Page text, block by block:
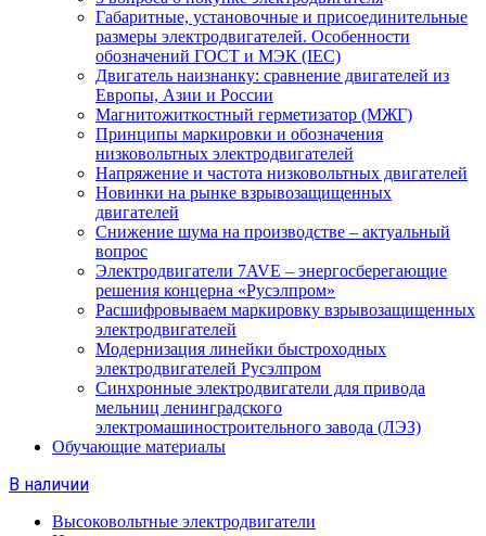
Габаритные, установочные и присоединительные
размеры электродвигателей. Особенности
обозначений ГОСТ и МЭК (IEC)
Двигатель наизнанку: сравнение двигателей из
Европы, Азии и России
Магнитожиткостный герметизатор (МЖГ)
Принципы маркировки и обозначения
низковольтных электродвигателей
Напряжение и частота низковольтных двигателей
Новинки на рынке взрывозащищенных
двигателей
Снижение шума на производстве – актуальный
вопрос
Электродвигатели 7AVE – энергосберегающие
решения концерна «Русэлпром»
Расшифровываем маркировку взрывозащищенных
электродвигателей
Модернизация линейки быстроходных
электродвигателей Русэлпром
Синхронные электродвигатели для привода
мельниц ленинградского
электромашиностроительного завода (ЛЭЗ)
Обучающие материалы
В наличии
Высоковольтные электродвигатели